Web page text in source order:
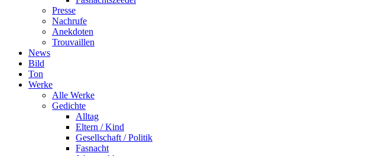
Presse
Nachrufe
Anekdoten
Trouvaillen
News
Bild
Ton
Werke
Alle Werke
Gedichte
Alltag
Eltern / Kind
Gesellschaft / Politik
Fasnacht